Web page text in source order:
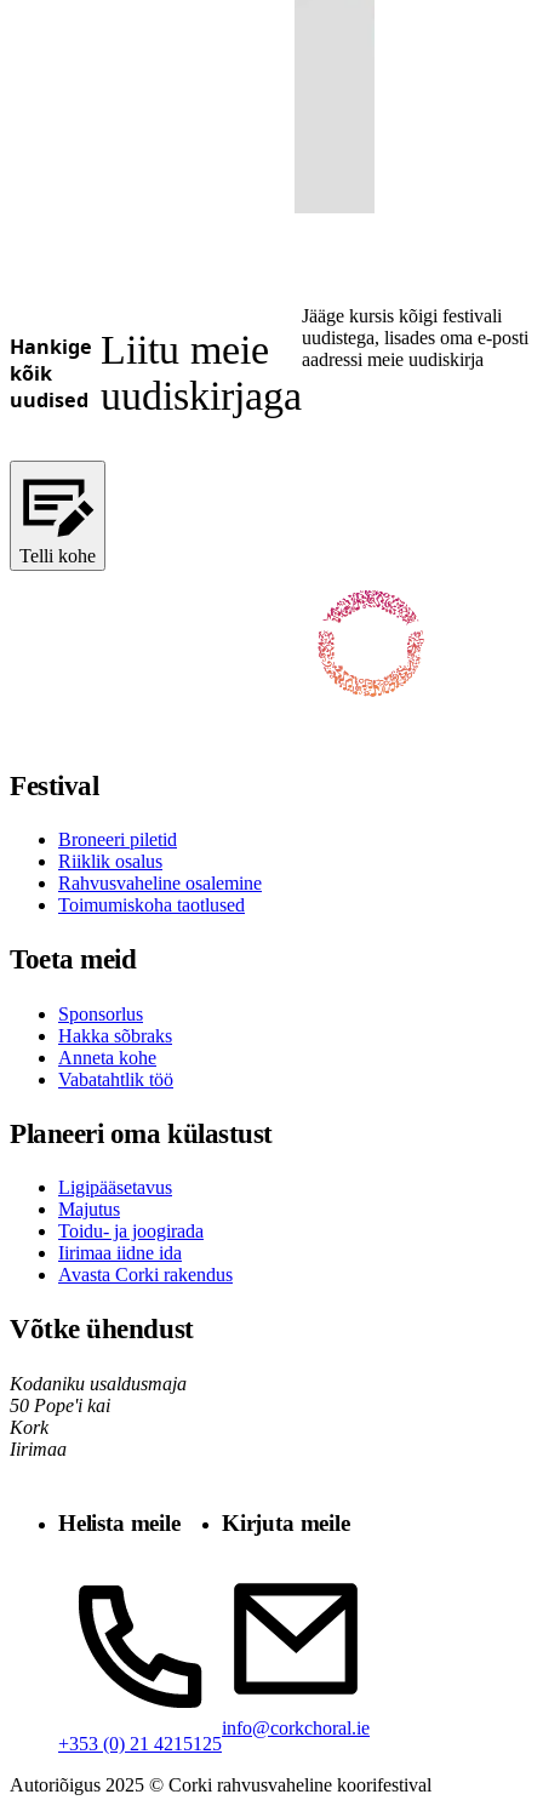
Hankige
kõik
uudised
Liitu meie
uudiskirjaga
Jääge kursis kõigi festivali
uudistega, lisades oma e-posti
aadressi meie uudiskirja
Telli kohe
Festival
Broneeri piletid
Riiklik osalus
Rahvusvaheline osalemine
Toimumiskoha taotlused
Toeta meid
Sponsorlus
Hakka sõbraks
Anneta kohe
Vabatahtlik töö
Planeeri oma külastust
Ligipääsetavus
Majutus
Toidu- ja joogirada
Iirimaa iidne ida
Avasta Corki rakendus
Võtke ühendust
Kodaniku usaldusmaja
50 Pope'i kai
Kork
Iirimaa
Helista meile
+353 (0) 21 4215125
Kirjuta meile
info@corkchoral.ie
Autoriõigus 2025 © Corki rahvusvaheline koorifestival